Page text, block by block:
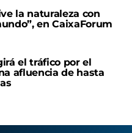
la naturaleza con
en CaixaForum
el tráfico por el
afluencia de hasta